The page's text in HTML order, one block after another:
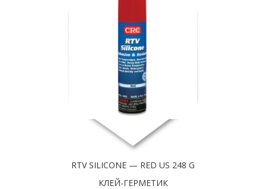
RTV SILICONE — RED US 248 G
КЛЕЙ-ГЕРМЕТИК